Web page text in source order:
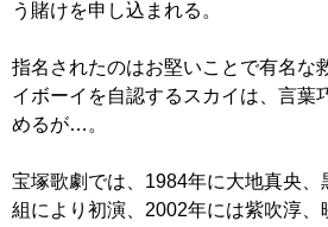
う賭けを申し込まれる。
指名されたのはお堅いことで有名な
イボーイを自認するスカイは、言葉
めるが…。
宝塚歌劇では、1984年に大地真央、
組により初演、2002年には紫吹淳、